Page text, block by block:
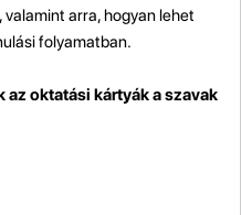
arra, hogyan lehet
folyamatban.
az oktatási kártyák a szavak